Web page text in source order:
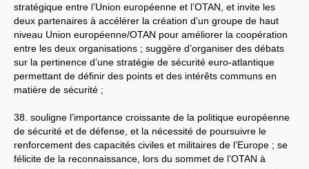
stratégique entre l’Union européenne et l’OTAN, et invite les
deux partenaires à accélérer la création d’un groupe de haut
niveau Union européenne/OTAN pour améliorer la coopération
entre les deux organisations ; suggère d’organiser des débats
sur la pertinence d’une stratégie de sécurité euro-atlantique
permettant de définir des points et des intérêts communs en
matière de sécurité ;
38. souligne l’importance croissante de la politique européenne
de sécurité et de défense, et la nécessité de poursuivre le
renforcement des capacités civiles et militaires de l’Europe ; se
félicite de la reconnaissance, lors du sommet de l’OTAN à